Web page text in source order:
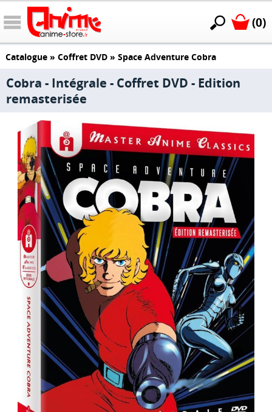
(0)
Catalogue» Coffret DVD» Space Adventure Cobra
Cobra - Intégrale - Coffret DVD - Edition
remasterisée